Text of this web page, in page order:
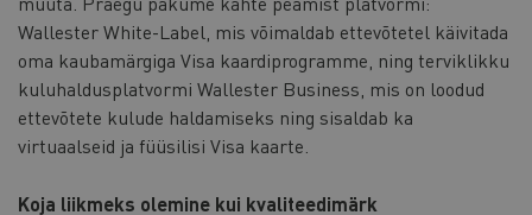
Wallester White-Label, mis võimaldab ettevõtetel käivitada
oma kaubamärgiga Visa kaardiprogramme, ning terviklikku
kuluhaldusplatvormi Wallester Business, mis on loodud
ettevõtete kulude haldamiseks ning sisaldab ka
virtuaalseid ja füüsilisi Visa kaarte.
Koja liikmeks olemine kui kvaliteedimärk